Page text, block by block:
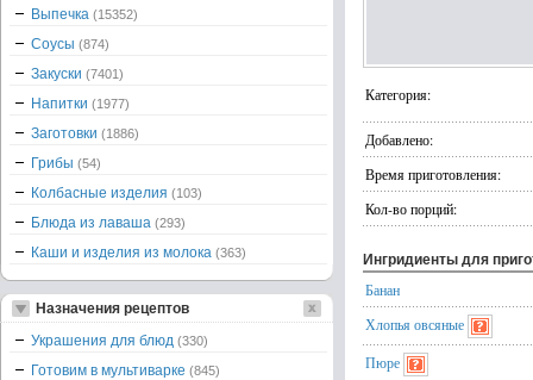
Категория:
Добавлено:
Время приготовления:
Кол-во порций:
Ингридиенты для
Банан
Хлопья овсяные
Пюре
Выпечка (15352)
Соусы (874)
Закуски (7401)
Напитки (1977)
Заготовки (1886)
Грибы (54)
Колбасные изделия (103)
Блюда из лаваша (293)
Каши и изделия из молока (363)
Назначения рецептов
Украшения для блюд (330)
Готовим в мультиварке (845)